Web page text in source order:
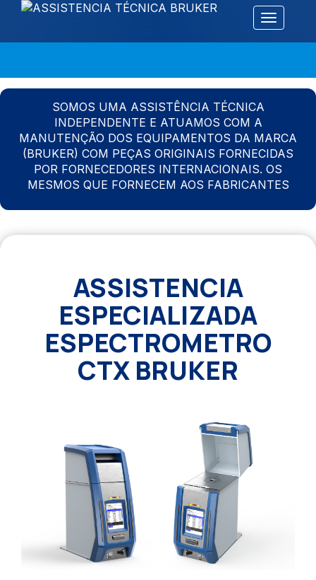
Alternar
SOMOS UMA ASSISTÊNCIA TÉCNICA
INDEPENDENTE E ATUAMOS COM A
MANUTENÇÃO DOS EQUIPAMENTOS DA MARCA
(BRUKER) COM PEÇAS ORIGINAIS FORNECIDAS
POR FORNECEDORES INTERNACIONAIS. OS
MESMOS QUE FORNECEM AOS FABRICANTES
ASSISTENCIA
ESPECIALIZADA
ESPECTROMETRO
CTX BRUKER